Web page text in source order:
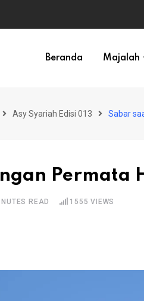
Perselisihan)
Beranda Majalah
Asy Syariah Edisi 013 Sabar
Permata
READ 1555 VIEWS